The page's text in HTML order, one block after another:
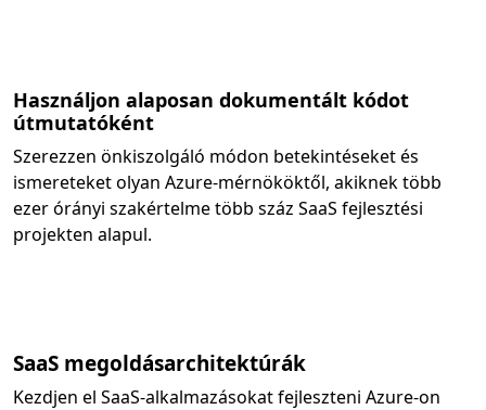
Használjon alaposan dokumentált kódot
útmutatóként
Szerezzen önkiszolgáló módon betekintéseket és
ismereteket olyan Azure-mérnököktől, akiknek több
ezer órányi szakértelme több száz SaaS fejlesztési
projekten alapul.
SaaS megoldásarchitektúrák
Kezdjen el SaaS-alkalmazásokat fejleszteni Azure-on